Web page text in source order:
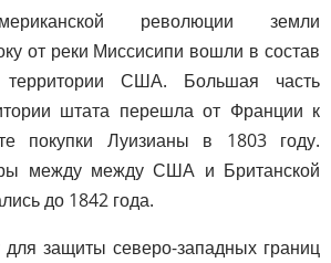
революции земли
от реки Миссисипи вошли в состав
территории США. Большая часть
штата перешла от Франции к
покупки Луизианы в 1803 году.
между между США и Британской
до 1842 года.
защиты северо-западных границ